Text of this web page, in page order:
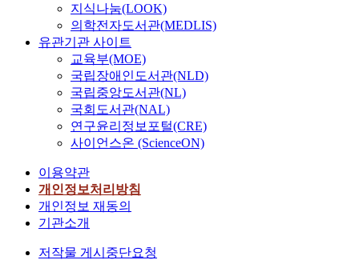
지식나눔(LOOK)
의학전자도서관(MEDLIS)
유관기관 사이트
교육부(MOE)
국립장애인도서관(NLD)
국립중앙도서관(NL)
국회도서관(NAL)
연구윤리정보포털(CRE)
사이언스온 (ScienceON)
이용약관
개인정보처리방침
개인정보 재동의
기관소개
저작물 게시중단요청